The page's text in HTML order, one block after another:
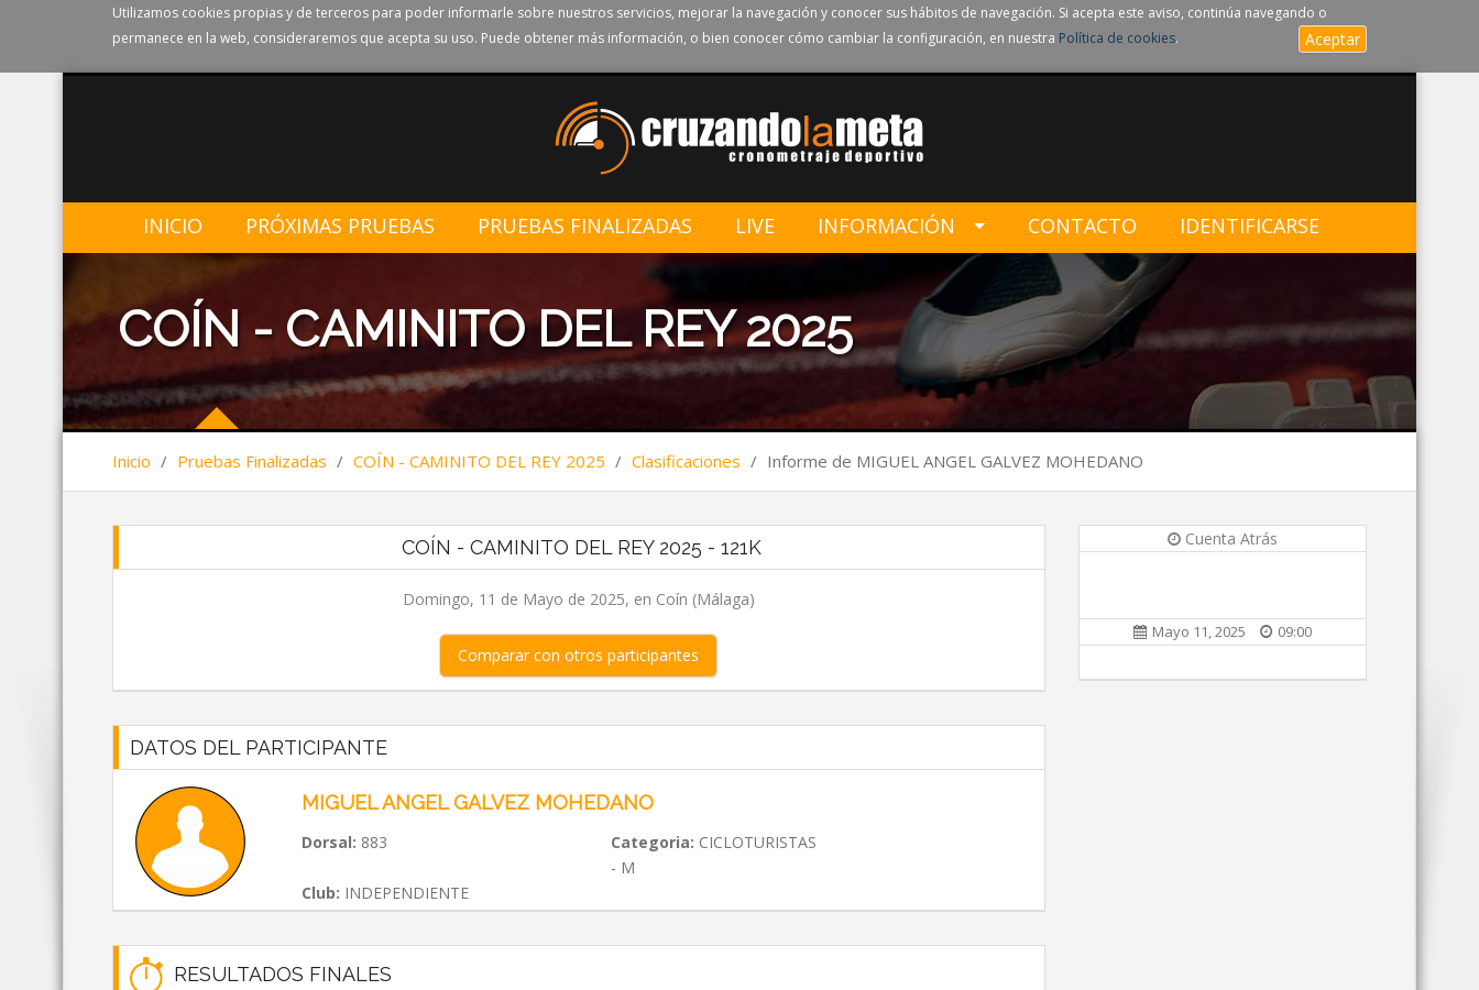
Utilizamos cookies propias y de terceros para poder informarle sobre nuestros servicios, mejorar la navegación y conocer sus hábitos de navegación. Si acepta este aviso, continúa navegando o
permanece en la web, consideraremos que acepta su uso. Puede obtener más información, o bien conocer cómo cambiar la configuración, en nuestra Política de cookies. Aceptar
INICIO PRÓXIMAS PRUEBAS PRUEBAS FINALIZADAS LIVE INFORMACIÓN CONTACTO IDENTIFICARSE
COÍN - CAMINITO DEL REY 2025
Inicio / Pruebas Finalizadas / COÍN - CAMINITO DEL REY 2025 / Clasificaciones / Informe de MIGUEL ANGEL GALVEZ MOHEDANO
COÍN - CAMINITO DEL REY 2025 - 121K
Domingo, 11 de Mayo de 2025, en Coín (Málaga)
Comparar con otros participantes
DATOS DEL PARTICIPANTE
MIGUEL ANGEL GALVEZ MOHEDANO
Dorsal: 883 Categoria: CICLOTURISTAS
- M
Club: INDEPENDIENTE
RESULTADOS FINALES
Cuenta Atrás
Mayo 11, 2025 09:00